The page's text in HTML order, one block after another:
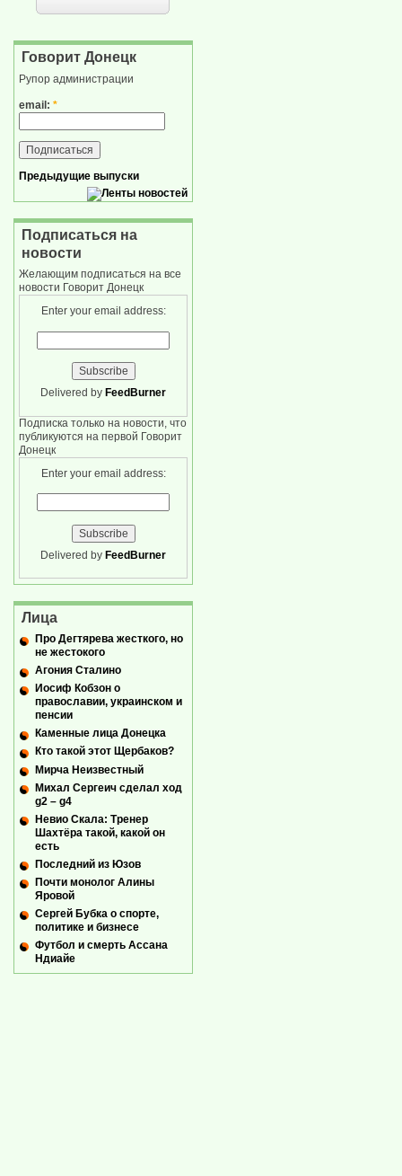
Говорит Донецк
Рупор администрации
email: *
Предыдущие выпуски
Подписаться на
новости
Желающим подписаться на все
новости Говорит Донецк
Enter your email address:
Delivered by FeedBurner
Подписка только на новости, что
публикуются на первой Говорит
Донецк
Enter your email address:
Delivered by FeedBurner
Лица
Про Дегтярева жесткого, но
не жестокого
Агония Сталино
Иосиф Кобзон о
православии, украинском и
пенсии
Каменные лица Донецка
Кто такой этот Щербаков?
Мирча Неизвестный
Михал Сергеич сделал ход
g2 – g4
Невио Скала: Тренер
Шахтёра такой, какой он
есть
Последний из Юзов
Почти монолог Алины
Яровой
Сергей Бубка о спорте,
политике и бизнесе
Футбол и смерть Ассана
Ндиайе